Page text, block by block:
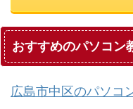
おすすめのパソコン
広島市中区のパソコ